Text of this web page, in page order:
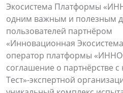
Экосистема Платформы
одним важным и полезным
пользователей партнёром
«Инновационная
оператор платформы
соглашение о партнёрстве
Тест»-экспертной